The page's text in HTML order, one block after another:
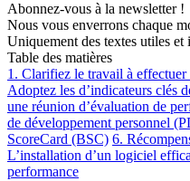
Abonnez-vous à la newsletter !
Nous vous enverrons chaque
Uniquement des textes utiles et
Table des matières
1. Clarifiez le travail à effectuer
Adoptez les d’indicateurs clés
une réunion d’évaluation de
de développement personnel
ScoreCard (BSC) 6.
L’installation d’un logiciel
performance